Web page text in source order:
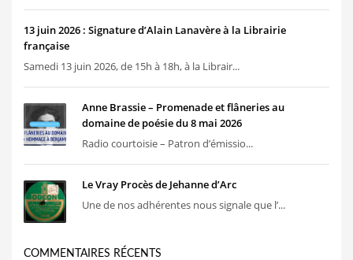
13 juin 2026 : Signature d’Alain Lanavère à la Librairie
française
Samedi 13 juin 2026, de 15h à 18h, à la Librair...
Anne Brassie – Promenade et flâneries au
domaine de poésie du 8 mai 2026
Radio courtoisie – Patron d’émissio...
Le Vray Procès de Jehanne d’Arc
Une de nos adhérentes nous signale que l’...
COMMENTAIRES RÉCENTS